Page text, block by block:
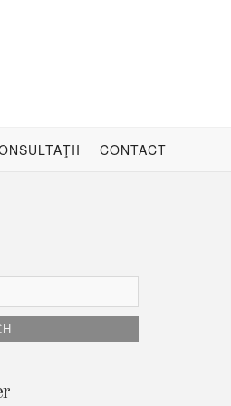
CONTACT